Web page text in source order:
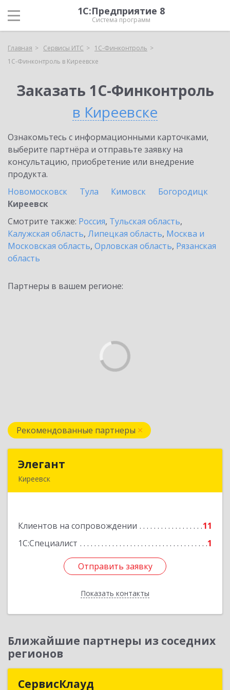
1С:Предприятие 8
Система программ
Главная Сервисы ИТС
1С-Финконтроль
1С-Финконтроль в Киреевске
Заказать 1С-Финконтроль
в Киреевске
Ознакомьтесь с информационными карточками,
выберите партнёра и отправьте заявку на
консультацию, приобретение или внедрение
продукта.
Новомосковск
Тула Кимовск
Богородицк
Киреевск
Смотрите также: Россия, Тульская область,
Калужская область, Липецкая область, Москва и
Московская область, Орловская область, Рязанская
область
Партнеры в вашем регионе:
Рекомендованные партнеры
Элегант
Киреевск
Клиентов на сопровождении
11
1С:Специалист
1
Отправить заявку
Показать контакты
Подробнее
Отправить заявку
Назад
Ближайшие партнеры из соседних
регионов
СервисКлауд